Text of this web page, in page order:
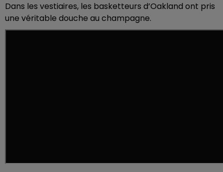
Dans les vestiaires, les basketteurs d’Oakland ont pris
une véritable douche au champagne.